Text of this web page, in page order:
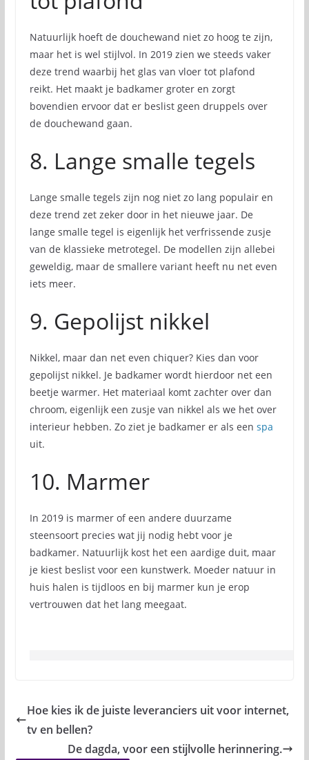
Natuurlijk hoeft de douchewand niet zo hoog te zijn,
maar het is wel stijlvol. In 2019 zien we steeds vaker
deze trend waarbij het glas van vloer tot plafond
reikt. Het maakt je badkamer groter en zorgt
bovendien ervoor dat er beslist geen druppels over
de douchewand gaan.
8. Lange smalle tegels
Lange smalle tegels zijn nog niet zo lang populair en
deze trend zet zeker door in het nieuwe jaar. De
lange smalle tegel is eigenlijk het verfrissende zusje
van de klassieke metrotegel. De modellen zijn allebei
geweldig, maar de smallere variant heeft nu net even
iets meer.
9. Gepolijst nikkel
Nikkel, maar dan net even chiquer? Kies dan voor
gepolijst nikkel. Je badkamer wordt hierdoor net een
beetje warmer. Het materiaal komt zachter over dan
chroom, eigenlijk een zusje van nikkel als we het over
interieur hebben. Zo ziet je badkamer er als een spa
uit.
10. Marmer
In 2019 is marmer of een andere duurzame
steensoort precies wat jij nodig hebt voor je
badkamer. Natuurlijk kost het een aardige duit, maar
je kiest beslist voor een kunstwerk. Moeder natuur in
huis halen is tijdloos en bij marmer kun je erop
vertrouwen dat het lang meegaat.
Hoe kies ik de juiste leveranciers uit voor internet,
tv en bellen?
De dagda, voor een stijlvolle herinnering.